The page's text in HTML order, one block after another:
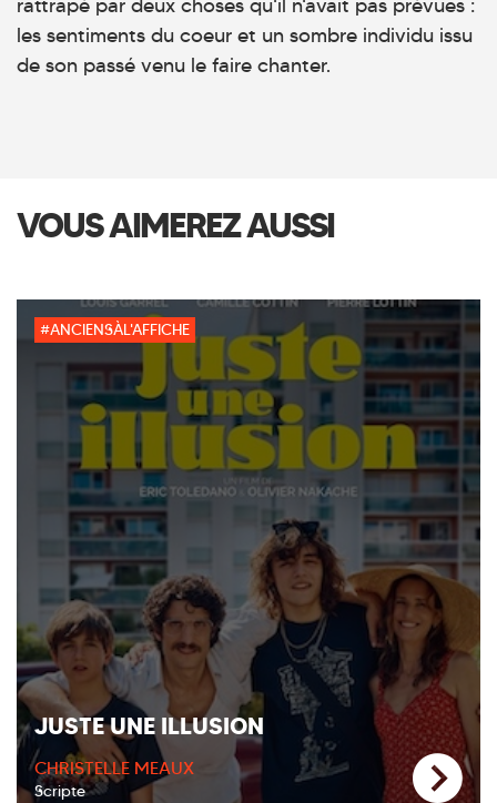
rattrapé par deux choses qu'il n'avait pas prévues :
les sentiments du coeur et un sombre individu issu
de son passé venu le faire chanter.
VOUS AIMEREZ AUSSI
#ANCIENSÀL'AFFICHE
JUSTE UNE ILLUSION
CHRISTELLE MEAUX
Scripte